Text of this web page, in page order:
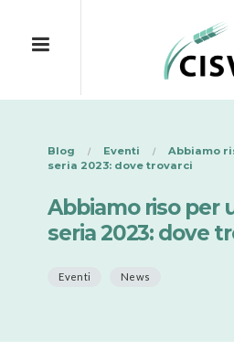
Blog Eventi
Abbiamo
seria 2023: dove trovarci
Abbiamo riso per
seria 2023: dove
Eventi News